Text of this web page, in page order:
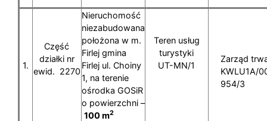
1.
Część
działki nr
ewid. 2270
Nieruchomość
niezabudowana
położona w m.
Firlej gmina
Firlej ul. Choiny
1, na terenie
ośrodka GOSiR
o powierzchni –
100 m2
Teren usług
turystyki
UT-MN/1
Zarząd
KWLU1A/
954/3